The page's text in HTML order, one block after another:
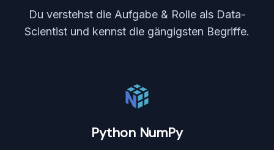
Du verstehst die Aufgabe & Rolle als Data-
Scientist und kennst die gängigsten Begriffe.
Python NumPy